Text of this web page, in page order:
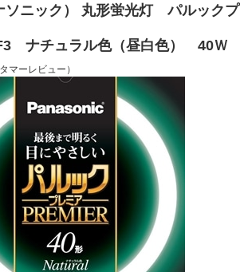
ソニック） 丸形蛍光灯 パルックプ
ナチュラル色（昼白色） 40Ｗ
マーレビュー）